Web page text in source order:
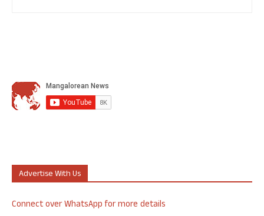
Advertise With Us
Connect over WhatsApp for more details